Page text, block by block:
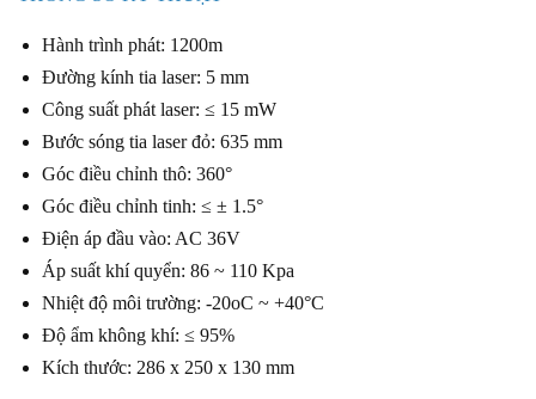
Hành trình phát: 1200m
Đường kính tia laser: 5 mm
Công suất phát laser: ≤ 15 mW
Bước sóng tia laser đỏ: 635 mm
Góc điều chỉnh thô: 360°
Góc điều chỉnh tinh: ≤ ± 1.5°
Điện áp đầu vào: AC 36V
Áp suất khí quyển: 86 ~ 110 Kpa
Nhiệt độ môi trường: -20oC ~ +40°C
Độ ẩm không khí: ≤ 95%
Kích thước: 286 x 250 x 130 mm